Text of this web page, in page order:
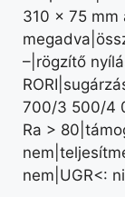
310 × 75 mm
–|rögzítő
700/3 500/4
Ra >
nem|UGR<: